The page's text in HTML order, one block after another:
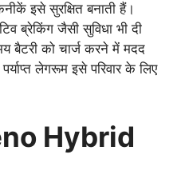
इसे सुरक्षित बनाती हैं।
ब्रेकिंग जैसी सुविधा भी दी
बैटरी को चार्ज करने में मदद
लेगरूम इसे परिवार के लिए
Hybrid